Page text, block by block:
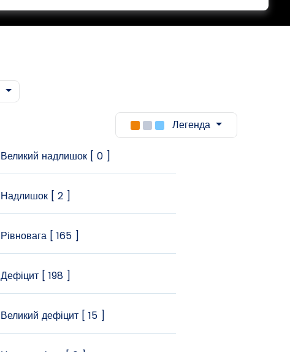
Легенда
Великий надлишок [ 0 ]
Надлишок [ 2 ]
Рівновага [ 165 ]
Дефіцит [ 198 ]
Великий дефіцит [ 15 ]